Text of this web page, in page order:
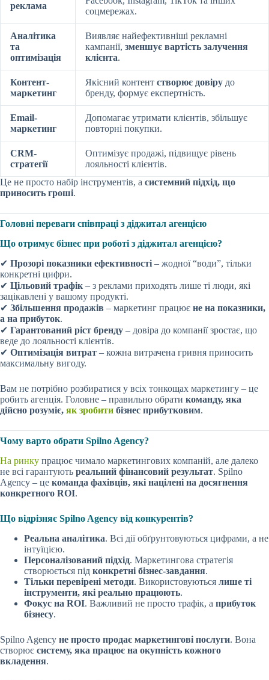
реклама
соцмережах.
Аналітика
та
оптимізація
Виявляє найефективніші рекламні
кампанії, зменшує вартість залучення
клієнта.
Контент-
маркетинг
Якісний контент створює довіру до
бренду, формує експертність.
Email-
маркетинг
Допомагає утримати клієнтів, збільшує
повторні покупки.
CRM-
стратегії
Оптимізує продажі, підвищує рівень
лояльності клієнтів.
Це не просто набір інструментів, а системний підхід, що
приносить гроші.
Головні переваги співпраці з діджитал агенцією
Що отримує бізнес при роботі з діджитал агенцією?
✔ Прозорі показники ефективності – жодної “води”, тільки
конкретні цифри.
✔ Цільовий трафік – з реклами приходять лише ті люди, які
зацікавлені у вашому продукті.
✔ Збільшення продажів – маркетинг працює не на показники,
а на прибуток.
✔ Гарантований ріст бренду – довіра до компанії зростає, що
веде до лояльності клієнтів.
✔ Оптимізація витрат – кожна витрачена гривня приносить
максимальну вигоду.
Вам не потрібно розбиратися у всіх тонкощах маркетингу – це
робить агенція. Головне – правильно обрати команду, яка
дійсно розуміє, як зробити бізнес прибутковим.
Чому варто обрати Spilno Agency?
На ринку працює чимало маркетингових компаній, але далеко
не всі гарантують реальний фінансовий результат. Spilno
Agency – це команда фахівців, які націлені на досягнення
конкретного ROI.
Що відрізняє Spilno Agency від конкурентів?
Реальна аналітика. Всі дії обґрунтовуються цифрами, а не
інтуїцією.
Персоналізований підхід. Маркетингова стратегія
створюється під конкретні бізнес-завдання.
Тільки перевірені методи. Використовуються лише ті
інструменти, які реально працюють.
Фокус на ROI. Важливий не просто трафік, а прибуток
бізнесу.
Spilno Agency не просто продає маркетингові послуги. Вона
створює систему, яка працює на окупність кожного
вкладення.